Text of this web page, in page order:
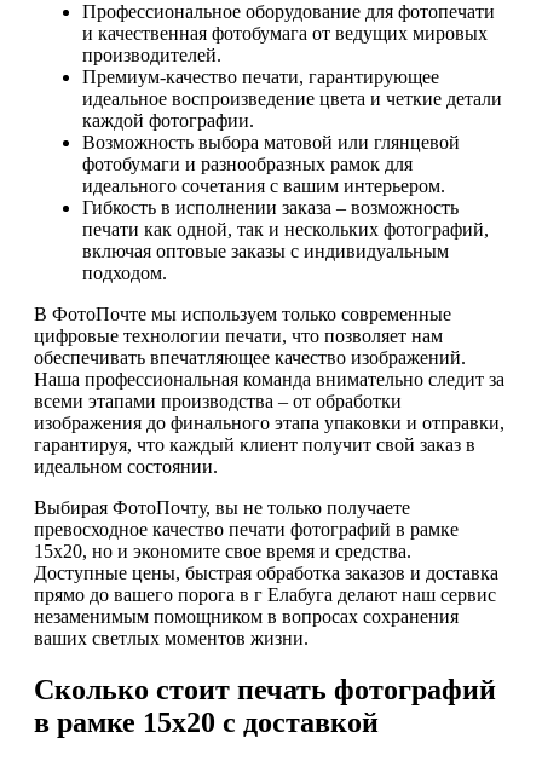
Профессиональное оборудование для фотопечати
и качественная фотобумага от ведущих мировых
производителей.
Премиум-качество печати, гарантирующее
идеальное воспроизведение цвета и четкие детали
каждой фотографии.
Возможность выбора матовой или глянцевой
фотобумаги и разнообразных рамок для
идеального сочетания с вашим интерьером.
Гибкость в исполнении заказа – возможность
печати как одной, так и нескольких фотографий,
включая оптовые заказы с индивидуальным
подходом.
В ФотоПочте мы используем только современные
цифровые технологии печати, что позволяет нам
обеспечивать впечатляющее качество изображений.
Наша профессиональная команда внимательно следит за
всеми этапами производства – от обработки
изображения до финального этапа упаковки и отправки,
гарантируя, что каждый клиент получит свой заказ в
идеальном состоянии.
Выбирая ФотоПочту, вы не только получаете
превосходное качество печати фотографий в рамке
15х20, но и экономите свое время и средства.
Доступные цены, быстрая обработка заказов и доставка
прямо до вашего порога в г Елабуга делают наш сервис
незаменимым помощником в вопросах сохранения
ваших светлых моментов жизни.
Сколько стоит печать фотографий
в рамке 15х20 с доставкой